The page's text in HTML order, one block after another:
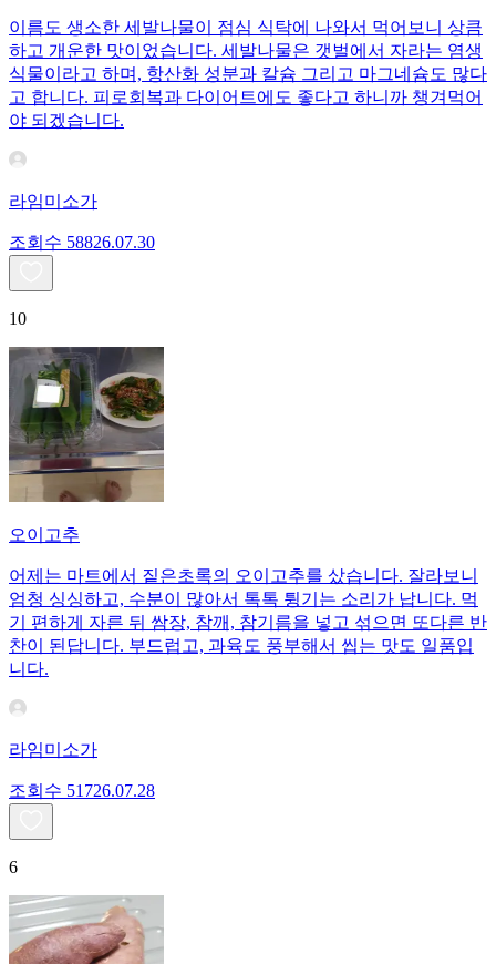
이름도 생소한 세발나물이 점심 식탁에 나와서 먹어보니 상큼
하고 개운한 맛이었습니다. 세발나물은 갯벌에서 자라는 염생
식물이라고 하며, 항산화 성분과 칼슘 그리고 마그네슘도 많다
고 합니다. 피로회복과 다이어트에도 좋다고 하니까 챙겨먹어
야 되겠습니다.
라임미소가
조회수 58826.07.30
10
오이고추
어제는 마트에서 짙은초록의 오이고추를 샀습니다. 잘라보니
엄청 싱싱하고, 수분이 많아서 톡톡 튕기는 소리가 납니다. 먹
기 편하게 자른 뒤 쌈장, 참깨, 참기름을 넣고 섞으면 또다른 반
찬이 된답니다. 부드럽고, 과육도 풍부해서 씹는 맛도 일품입
니다.
라임미소가
조회수 51726.07.28
6